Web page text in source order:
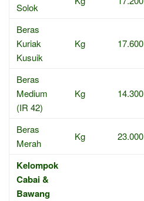
Solok
Beras
Kuriak
Kusuik
Kg 17.600
Beras
Medium
(IR 42)
Kg 14.300
Beras
Merah
Kg 23.000
Kelompok
Cabai &
Bawang